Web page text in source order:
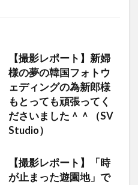
【撮影レポート】新婦
様の夢の韓国フォトウ
ェディングの為新郎様
もとっても頑張ってく
ださいました＾＾（SV
Studio）
【撮影レポート】「時
が止まった遊園地」で